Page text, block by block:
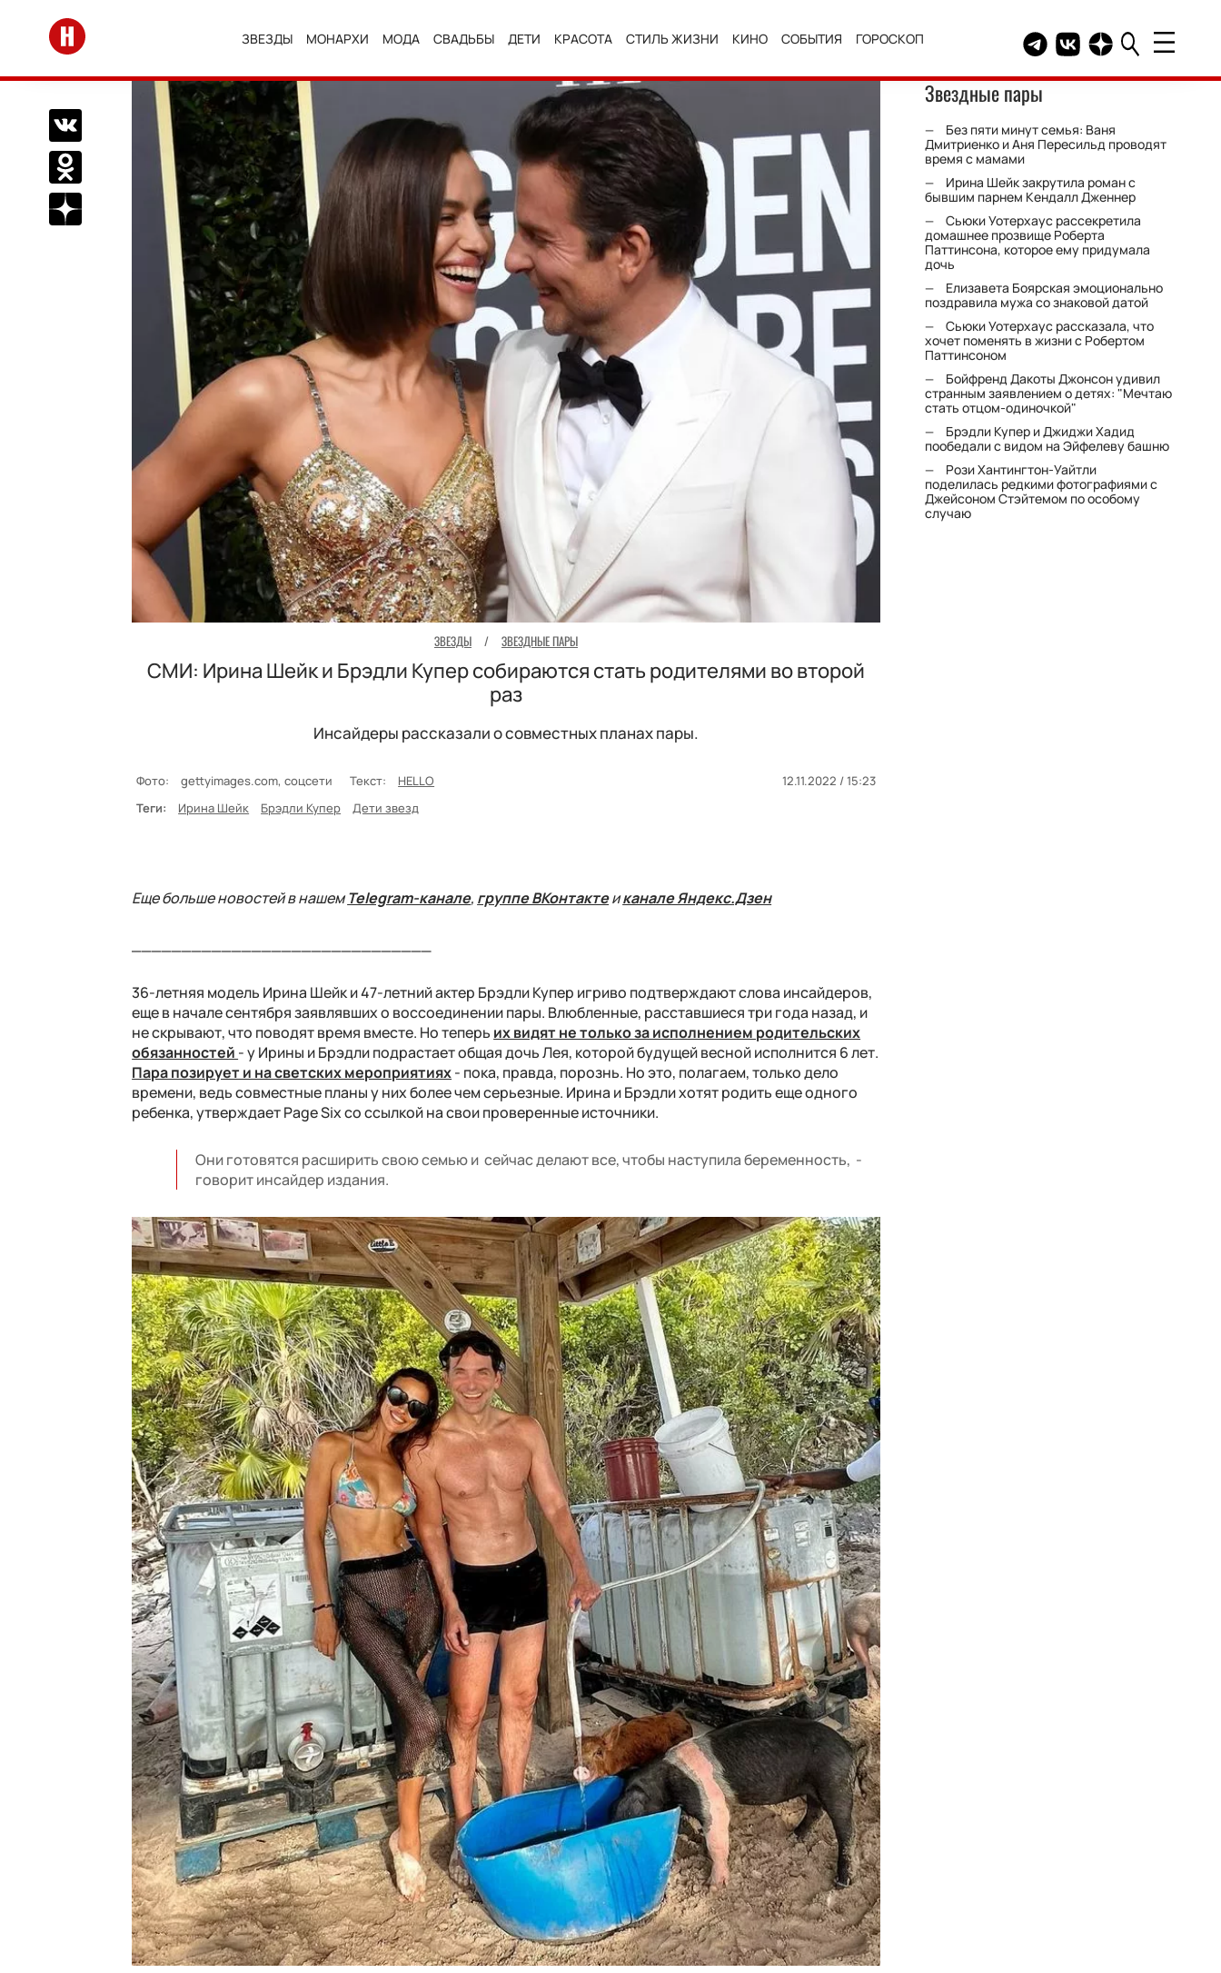
Перейти на главную
ЗВЕЗДЫ МОНАРХИ МОДА СВАДЬБЫ ДЕТИ КРАСОТА СТИЛЬ ЖИЗНИ КИНО СОБЫТИЯ ГОРОСКОП Telegram канал HELLO
Группа HELLO
Канал HELLO в
Поделиться Вконтакте
Поделиться в Одноклассниках
Подписаться на нас в Дзен
ЗВЕЗДЫ / ЗВЕЗДНЫЕ ПАРЫ
СМИ: Ирина Шейк и Брэдли Купер собираются стать родителями во второй
раз
Инсайдеры рассказали о совместных планах пары.
Фото: gettyimages.com, соцсети Текст: HELLO
12.11.2022 / 15:23
Теги:
Ирина Шейк Брэдли Купер Дети звезд
Еще больше новостей в нашемTelegram-канале, группе ВКонтактеиканале Яндекс.Дзен
36-летняя модель Ирина Шейк и 47-летний актер Брэдли Купер игриво подтверждают слова инсайдеров,
еще в начале сентября заявлявших о воссоединении пары. Влюбленные, расставшиеся три года назад, и
не скрывают, что поводят время вместе. Но теперь их видят не только за исполнением родительских
обязанностей - у Ирины и Брэдли подрастает общая дочь Лея, которой будущей весной исполнится 6 лет.
Пара позирует и на светских мероприятиях- пока, правда, порознь. Но это, полагаем, только дело
времени, ведь совместные планы у них более чем серьезные. Ирина и Брэдли хотят родить еще одного
ребенка, утверждает Page Six со ссылкой на свои проверенные источники.
Они готовятся расширить свою семью и сейчас делают все, чтобы наступила беременность, -
говорит инсайдер издания.
Звездные пары
Без пяти минут семья: Ваня
Дмитриенко и Аня Пересильд проводят
время с мамами
Ирина Шейк закрутила роман с
бывшим парнем Кендалл Дженнер
Сьюки Уотерхаус рассекретила
домашнее прозвище Роберта
Паттинсона, которое ему придумала
дочь
Елизавета Боярская эмоционально
поздравила мужа со знаковой датой
Сьюки Уотерхаус рассказала, что
хочет поменять в жизни с Робертом
Паттинсоном
Бойфренд Дакоты Джонсон удивил
странным заявлением о детях: "Мечтаю
стать отцом-одиночкой"
Брэдли Купер и Джиджи Хадид
пообедали с видом на Эйфелеву башню
Рози Хантингтон-Уайтли
поделилась редкими фотографиями с
Джейсоном Стэйтемом по особому
случаю